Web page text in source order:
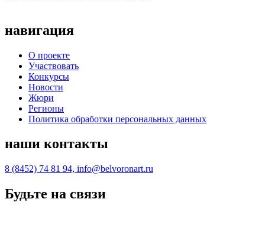
навигация
О проекте
Участвовать
Конкурсы
Новости
Жюри
Регионы
Политика обработки персональных данных
наши контакты
8 (8452) 74 81 94, info@belvoronart.ru
Будьте на связи